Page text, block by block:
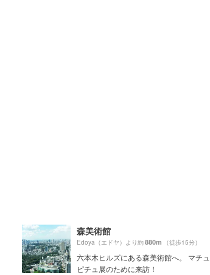
森美術館
Edoya（エドヤ）より約880m （徒歩15分）
六本木ヒルズにある森美術館へ。 マチュ
ピチュ展のために来訪！